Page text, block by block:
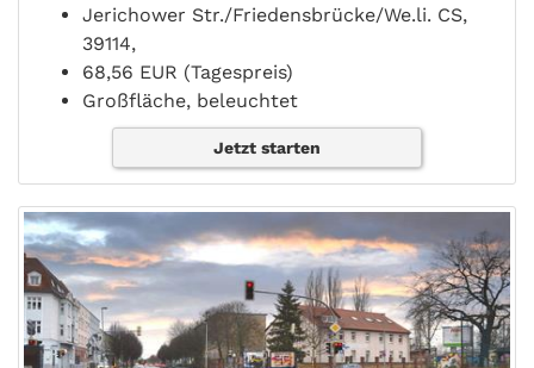
Jerichower Str./Friedensbrücke/We.li. CS,
39114,
68,56 EUR (Tagespreis)
Großfläche, beleuchtet
Jetzt starten